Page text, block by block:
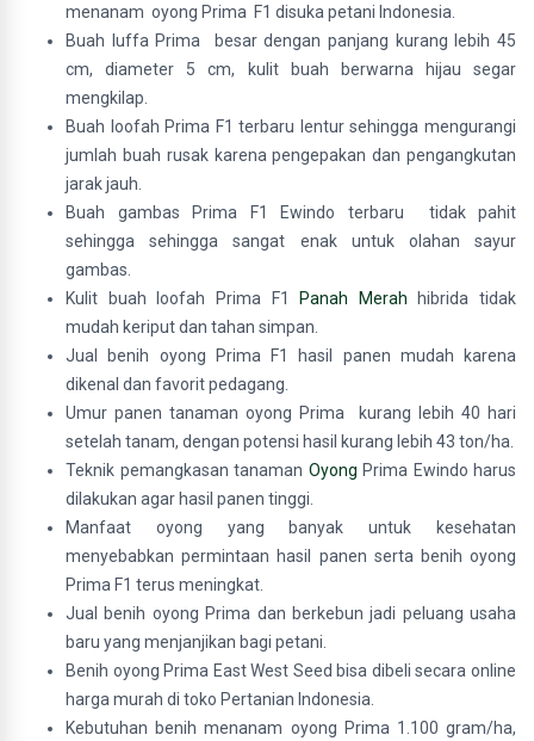
menanam oyong Prima F1 disuka petani Indonesia.
Buah luffa Prima besar dengan panjang kurang lebih 45
cm, diameter 5 cm, kulit buah berwarna hijau segar
mengkilap.
Buah loofah Prima F1 terbaru lentur sehingga mengurangi
jumlah buah rusak karena pengepakan dan pengangkutan
jarak jauh.
Buah gambas Prima F1 Ewindo terbaru tidak pahit
sehingga sehingga sangat enak untuk olahan sayur
gambas.
Kulit buah loofah Prima F1
Panah Merah hibrida tidak
mudah keriput dan tahan simpan.
Jual benih oyong Prima F1 hasil panen mudah karena
dikenal dan favorit pedagang.
Umur panen tanaman oyong Prima kurang lebih 40 hari
setelah tanam, dengan potensi hasil kurang lebih 43 ton/ha.
Teknik pemangkasan tanaman Oyong Prima Ewindo harus
dilakukan agar hasil panen tinggi.
Manfaat oyong yang banyak untuk kesehatan
menyebabkan permintaan hasil panen serta benih oyong
Prima F1 terus meningkat.
Jual benih oyong Prima dan berkebun jadi peluang usaha
baru yang menjanjikan bagi petani.
Benih oyong Prima East West Seed bisa dibeli secara online
harga murah di toko Pertanian Indonesia.
Kebutuhan benih menanam oyong Prima 1.100 gram/ha,